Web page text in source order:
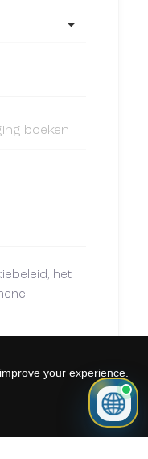
het
your experience.